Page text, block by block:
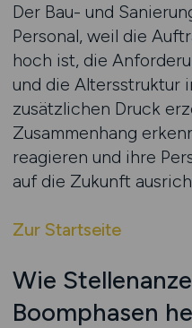
Der Bau- und
Personal, weil die
hoch ist, die
und die Altersstruktur
zusätzlichen Druck
Zusammenhang
reagieren und ihre
auf die Zukunft
Zur Startseite
Wie
Boomphasen